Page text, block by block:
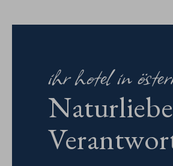
ihr hotel in